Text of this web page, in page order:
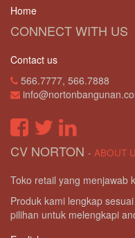
Home
CONNECT WITH US
Contact us
566.7777, 566.7888
CV NORTON - ABOUT
Toko retail yang menjawab
Produk kami lengkap
pilihan untuk melengkapi